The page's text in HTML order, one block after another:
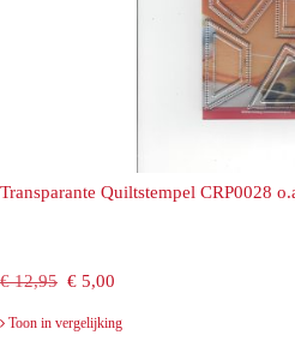
Transparante Quiltstempel CRP0028
€12,95 Oorspronkelijke
prijs
€5,00
prijs
Toon in vergelijking